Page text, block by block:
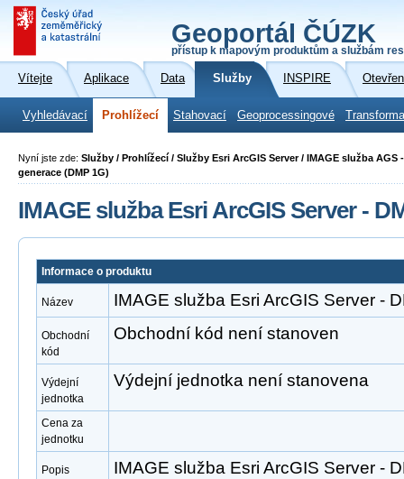
Geoportál ČÚZK
přístup k mapovým produktům a službám
Vítejte Aplikace Data Služby INSPIRE
Vyhledávací Prohlížecí Stahovací Geoprocessingové
Nyní jste zde: Služby / Prohlížecí / Služby Esri ArcGIS Server / IMAGE služba
generace (DMP 1G)
IMAGE služba Esri ArcGIS Server -
Informace o produktu
Název IMAGE služba Esri ArcGIS Server -
Obchodní
kód
Obchodní kód není stanoven
Výdejní
jednotka
Výdejní jednotka není stanovena
Cena za
jednotku
Popis
IMAGE služba Esri ArcGIS Server -